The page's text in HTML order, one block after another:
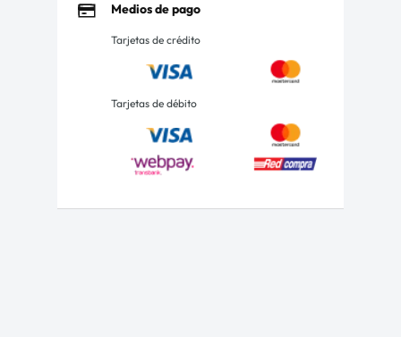
Medios de pago
Tarjetas de crédito
Tarjetas de débito